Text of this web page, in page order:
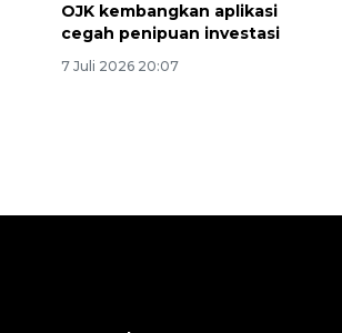
OJK kembangkan aplikasi
cegah penipuan investasi
7 Juli 2026 20:07